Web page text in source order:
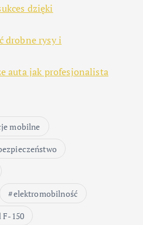
dzięki
drobne rysy i
auta jak profesjonalista
mobilne
elektromobilność
F-150